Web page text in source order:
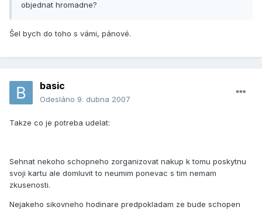
objednat hromadne?
Šel bych do toho s vámi, pánové.
basic
Odesláno 9. dubna 2007
Takze co je potreba udelat:
Sehnat nekoho schopneho zorganizovat nakup k tomu poskytnu
svoji kartu ale domluvit to neumim ponevac s tim nemam
zkusenosti.
Nejakeho sikovneho hodinare predpokladam ze bude schopen